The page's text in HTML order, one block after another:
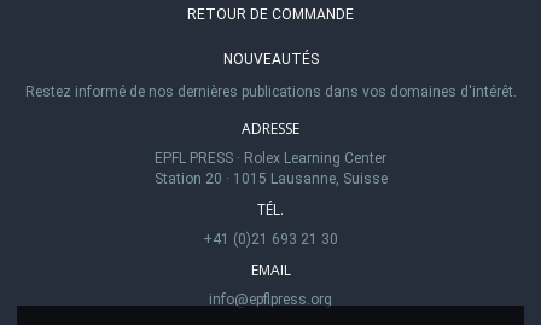
RETOUR DE COMMANDE
NOUVEAUTÉS
Restez informé de nos dernières publications dans vos domaines d'intérêt.
ADRESSE
EPFL PRESS · Rolex Learning Center
Station 20 · 1015 Lausanne, Suisse
TÉL.
+41 (0)21 693 21 30
EMAIL
info@epflpress.org